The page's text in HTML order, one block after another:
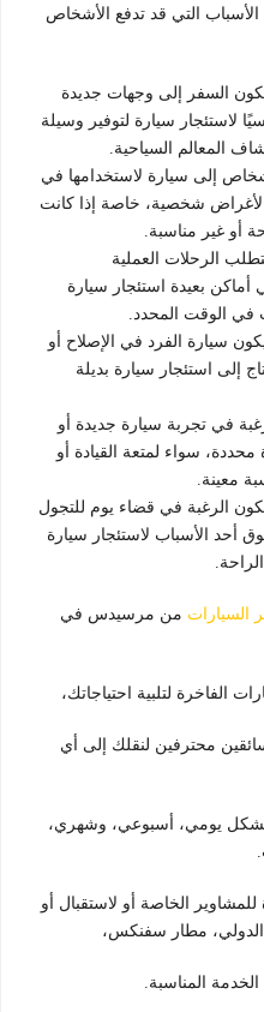
الأسباب التي قد تدفع الأشخاص
السفر إلى وجهات جديدة
لاستئجار سيارة لتوفير وسيلة
المعالم السياحية.
إلى سيارة لاستخدامها في
لأغراض شخصية، خاصة إذا كانت
أو غير مناسبة.
الرحلات العملية
أماكن بعيدة استئجار سيارة
في الوقت المحدد.
سيارة الفرد في الإصلاح أو
إلى استئجار سيارة بديلة
في تجربة سيارة جديدة أو
محددة، سواء لمتعة القيادة أو
معينة.
الرغبة في قضاء يوم للتجول
أحد الأسباب لاستئجار سيارة
السيارات من مرسيدس في
الفاخرة لتلبية احتياجاتك،
محترفين لنقلك إلى أي
يومي، أسبوعي، وشهري،
الخاصة أو لاستقبال أو
الدولي، مطار سفنكس،
المناسبة.